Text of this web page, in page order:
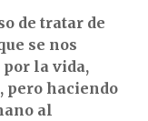
de tratar de
se nos
la vida,
pero haciendo
al